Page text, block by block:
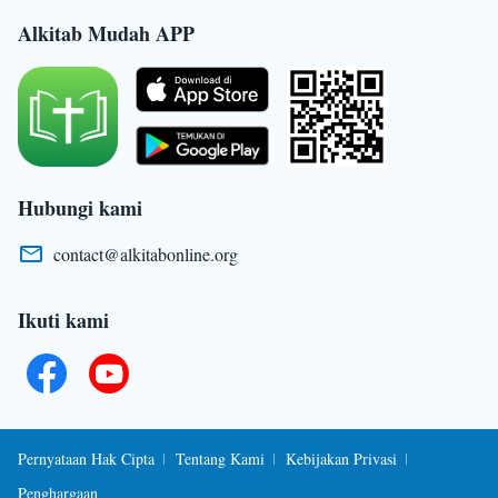
kedatangan kembali sang Penebus, dan meskipun
Surga tergerak oleh doa-doa manusia, Yesus sang
Juruselamat tidak menampakkan diri kepada mereka
yang percaya kepada-Nya tetapi yang tidak
mengenal-Nya.
Alkitab Mudah APP
Hubungi kami
contact@alkitabonline.org
Ikuti kami
Pernyataan Hak Cipta Tentang Kami
Kebijakan Privasi
Penghargaan